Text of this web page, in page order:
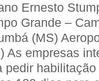
Ernesto
Grande –
(MS)
As empresas
pedir